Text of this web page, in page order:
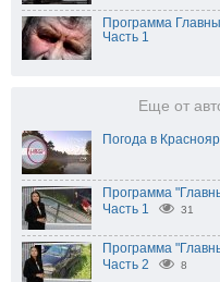
Программа
Часть 1
Еще от
Погода в
Программа
Часть 1
31
Программа
Часть 2
8